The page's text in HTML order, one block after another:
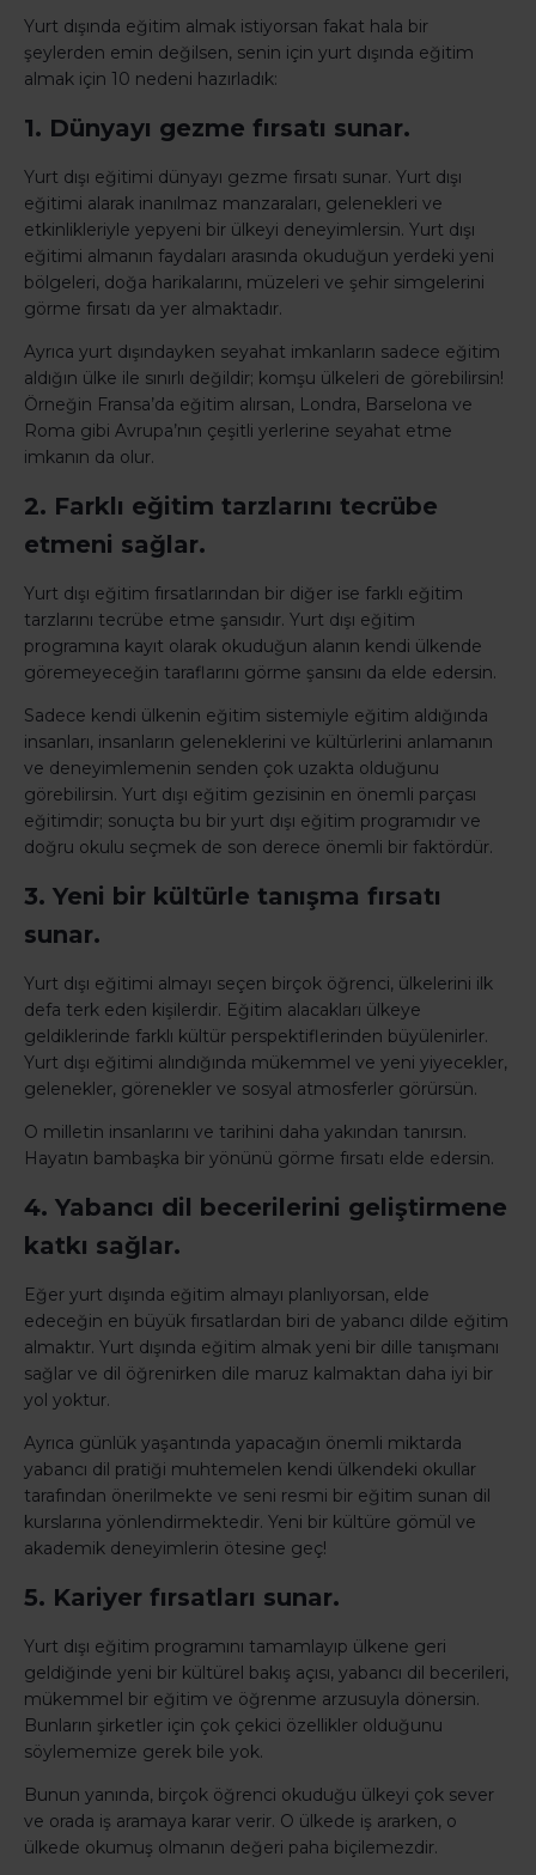
Yurt dışında eğitim almak istiyorsan fakat hala bir
şeylerden emin değilsen, senin için yurt dışında eğitim
almak için 10 nedeni hazırladık:
1. Dünyayı gezme fırsatı sunar.
Yurt dışı eğitimi dünyayı gezme fırsatı sunar. Yurt dışı
eğitimi alarak inanılmaz manzaraları, gelenekleri ve
etkinlikleriyle yepyeni bir ülkeyi deneyimlersin. Yurt dışı
eğitimi almanın faydaları arasında okuduğun yerdeki yeni
bölgeleri, doğa harikalarını, müzeleri ve şehir simgelerini
görme fırsatı da yer almaktadır.
Ayrıca yurt dışındayken seyahat imkanların sadece eğitim
aldığın ülke ile sınırlı değildir; komşu ülkeleri de görebilirsin!
Örneğin Fransa’da eğitim alırsan, Londra, Barselona ve
Roma gibi Avrupa’nın çeşitli yerlerine seyahat etme
imkanın da olur.
2. Farklı eğitim tarzlarını tecrübe
etmeni sağlar.
Yurt dışı eğitim fırsatlarından bir diğer ise farklı eğitim
tarzlarını tecrübe etme şansıdır. Yurt dışı eğitim
programına kayıt olarak okuduğun alanın kendi ülkende
göremeyeceğin taraflarını görme şansını da elde edersin.
Sadece kendi ülkenin eğitim sistemiyle eğitim aldığında
insanları, insanların geleneklerini ve kültürlerini anlamanın
ve deneyimlemenin senden çok uzakta olduğunu
görebilirsin. Yurt dışı eğitim gezisinin en önemli parçası
eğitimdir; sonuçta bu bir yurt dışı eğitim programıdır ve
doğru okulu seçmek de son derece önemli bir faktördür.
3. Yeni bir kültürle tanışma fırsatı
sunar.
Yurt dışı eğitimi almayı seçen birçok öğrenci, ülkelerini ilk
defa terk eden kişilerdir. Eğitim alacakları ülkeye
geldiklerinde farklı kültür perspektiflerinden büyülenirler.
Yurt dışı eğitimi alındığında mükemmel ve yeni yiyecekler,
gelenekler, görenekler ve sosyal atmosferler görürsün.
O milletin insanlarını ve tarihini daha yakından tanırsın.
Hayatın bambaşka bir yönünü görme fırsatı elde edersin.
4. Yabancı dil becerilerini geliştirmene
katkı sağlar.
Eğer yurt dışında eğitim almayı planlıyorsan, elde
edeceğin en büyük fırsatlardan biri de yabancı dilde eğitim
almaktır. Yurt dışında eğitim almak yeni bir dille tanışmanı
sağlar ve dil öğrenirken dile maruz kalmaktan daha iyi bir
yol yoktur.
Ayrıca günlük yaşantında yapacağın önemli miktarda
yabancı dil pratiği muhtemelen kendi ülkendeki okullar
tarafından önerilmekte ve seni resmi bir eğitim sunan dil
kurslarına yönlendirmektedir. Yeni bir kültüre gömül ve
akademik deneyimlerin ötesine geç!
5. Kariyer fırsatları sunar.
Yurt dışı eğitim programını tamamlayıp ülkene geri
geldiğinde yeni bir kültürel bakış açısı, yabancı dil becerileri,
mükemmel bir eğitim ve öğrenme arzusuyla dönersin.
Bunların şirketler için çok çekici özellikler olduğunu
söylememize gerek bile yok.
Bunun yanında, birçok öğrenci okuduğu ülkeyi çok sever
ve orada iş aramaya karar verir. O ülkede iş ararken, o
ülkede okumuş olmanın değeri paha biçilemezdir.